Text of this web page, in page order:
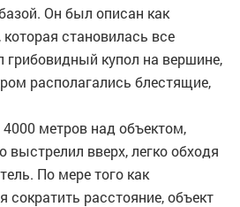
Он был описан как
становилась все
купол на вершине,
располагались блестящие,
метров над объектом,
выстрелил вверх, легко обходя
По мере того как
сократить расстояние, объект